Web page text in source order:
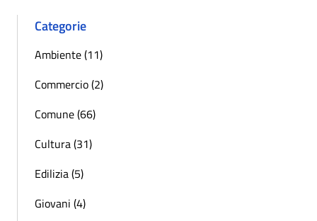
Categorie
Ambiente (11)
Commercio (2)
Comune (66)
Cultura (31)
Edilizia (5)
Giovani (4)